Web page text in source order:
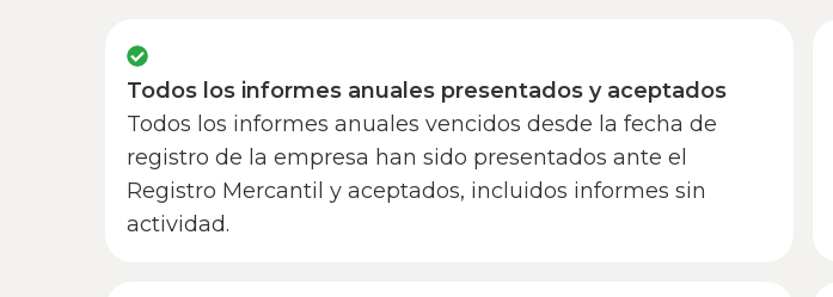
Todos los informes anuales presentados y aceptados
Todos los informes anuales vencidos desde la fecha de
registro de la empresa han sido presentados ante el
Registro Mercantil y aceptados, incluidos informes sin
actividad.